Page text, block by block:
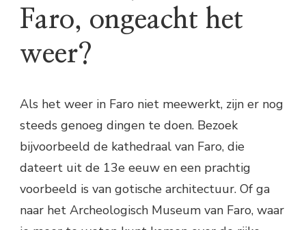
Faro, ongeacht het
weer?
Als het weer in Faro niet meewerkt, zijn er nog
steeds genoeg dingen te doen. Bezoek
bijvoorbeeld de kathedraal van Faro, die
dateert uit de 13e eeuw en een prachtig
voorbeeld is van gotische architectuur. Of ga
naar het Archeologisch Museum van Faro, waar